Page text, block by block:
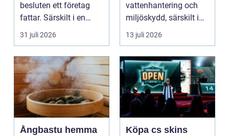
besluten ett företag
fattar. Särskilt i en
företagsintensi...
31 juli 2026
vattenhantering och
miljöskydd, särskilt i
verksamheter som i...
13 juli 2026
Ångbastu hemma
Köpa cs skins